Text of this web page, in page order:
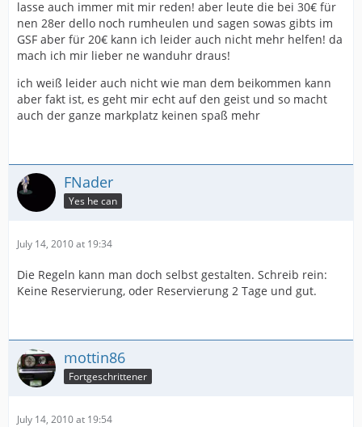
lasse auch immer mit mir reden! aber leute die bei 30€ für
nen 28er dello noch rumheulen und sagen sowas gibts im
GSF aber für 20€ kann ich leider auch nicht mehr helfen! da
mach ich mir lieber ne wanduhr draus!
ich weiß leider auch nicht wie man dem beikommen kann
aber fakt ist, es geht mir echt auf den geist und so macht
auch der ganze markplatz keinen spaß mehr
FNader
Yes he can
July 14, 2010 at 19:34
Die Regeln kann man doch selbst gestalten. Schreib rein:
Keine Reservierung, oder Reservierung 2 Tage und gut.
mottin86
Fortgeschrittener
July 14, 2010 at 19:54